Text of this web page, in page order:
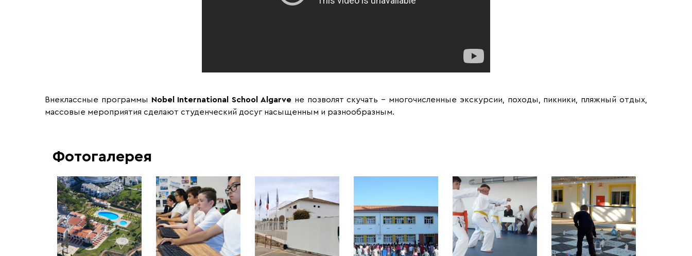
Внеклассные программы Nobel International School Algarve не позволят скучать – многочисленные экскурсии, походы, пикники, пляжный отдых,
массовые мероприятия сделают студенческий досуг насыщенным и разнообразным.
Фотогалерея